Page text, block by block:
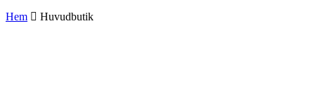
Hem Huvudbutik